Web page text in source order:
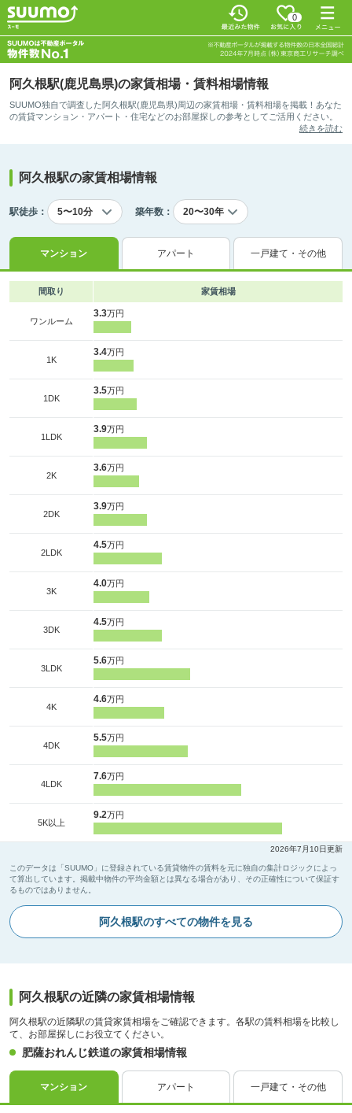
0
阿久根駅(鹿児島県)の家賃相場・賃料相場情報
SUUMO独自で調査した阿久根駅(鹿児島県)周辺の家賃相場・賃料相場を掲載！あなた
の賃貸マンション・アパート・住宅などのお部屋探しの参考としてご活用ください。
続きを読む
阿久根駅の家賃相場情報
駅徒歩： 築年数：
マンション アパート 一戸建て・その他
間取り 家賃相場
ワンルーム
3.3万円
1K
3.4万円
1DK
3.5万円
1LDK
3.9万円
2K
3.6万円
2DK
3.9万円
2LDK
4.5万円
3K
4.0万円
3DK
4.5万円
3LDK
5.6万円
4K
4.6万円
4DK
5.5万円
4LDK
7.6万円
5K以上
9.2万円
2026年7月10日更新
このデータは「SUUMO」に登録されている賃貸物件の賃料を元に独自の集計ロジックによっ
て算出しています。掲載中物件の平均金額とは異なる場合があり、その正確性について保証す
るものではありません。
阿久根駅のすべての物件を見る
阿久根駅の近隣の家賃相場情報
阿久根駅の近隣駅の賃貸家賃相場をご確認できます。各駅の賃料相場を比較し
て、お部屋探しにお役立てください。
肥薩おれんじ鉄道の家賃相場情報
マンション アパート 一戸建て・その他